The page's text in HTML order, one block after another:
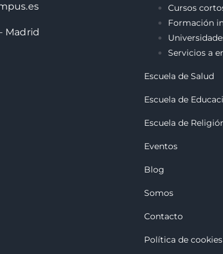
Madrid
Cursos
Formación
Servicios a
Escuela de Salud
Escuela de
Escuela de
Eventos
Blog
Somos
Contacto
Política de cookies